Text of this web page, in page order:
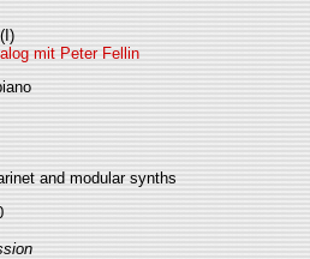
mit Peter Fellin
and modular synths